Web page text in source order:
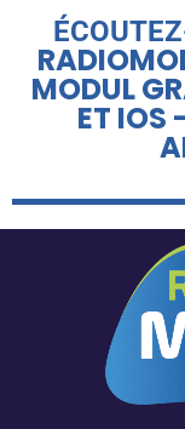
MODUL
ET IOS